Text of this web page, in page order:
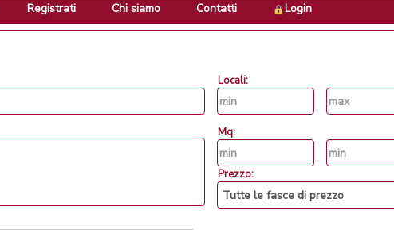
Registrati Chi siamo Contatti Login
Locali:
Mq:
Prezzo: